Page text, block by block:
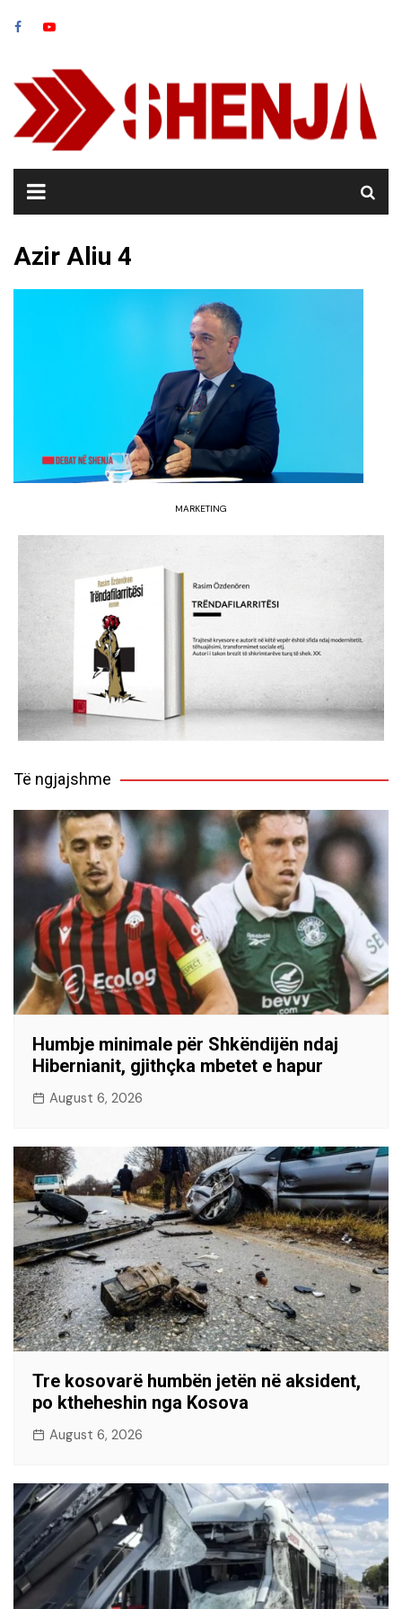
Azir Aliu 4
MARKETING
Të ngjajshme
Humbje minimale për Shkëndijën ndaj
Hibernianit, gjithçka mbetet e hapur
August 6, 2026
Tre kosovarë humbën jetën në aksident,
po ktheheshin nga Kosova
August 6, 2026